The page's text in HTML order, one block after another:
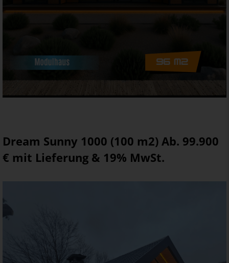
Dream Sunny 1000 (100 m2) Ab. 99.900
€ mit Lieferung & 19% MwSt.